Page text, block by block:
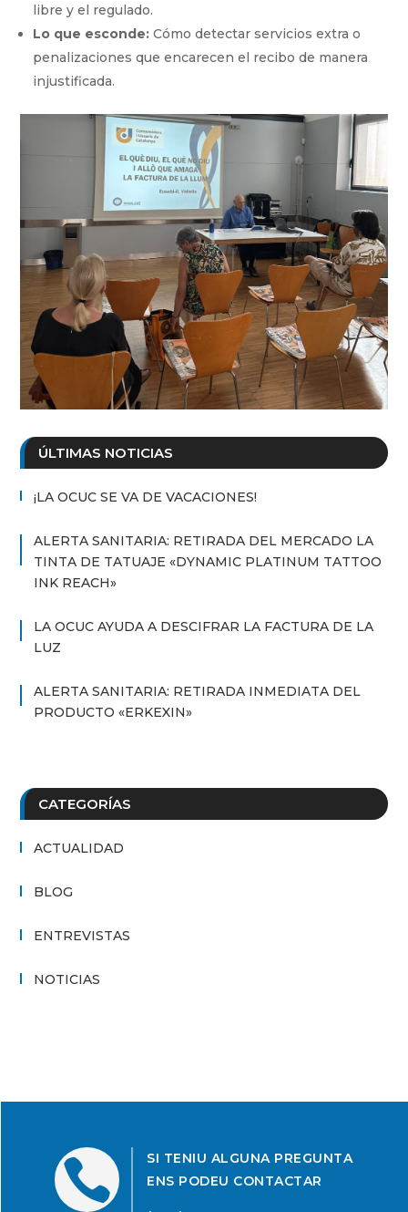
libre y el regulado.
Lo que esconde: Cómo detectar servicios extra o
penalizaciones que encarecen el recibo de manera
injustificada.
ÚLTIMAS NOTICIAS
¡LA OCUC SE VA DE VACACIONES!
ALERTA SANITARIA: RETIRADA DEL MERCADO LA
TINTA DE TATUAJE «DYNAMIC PLATINUM TATTOO
INK REACH»
LA OCUC AYUDA A DESCIFRAR LA FACTURA DE LA
LUZ
ALERTA SANITARIA: RETIRADA INMEDIATA DEL
PRODUCTO «ERKEXIN»
CATEGORÍAS
ACTUALIDAD
BLOG
ENTREVISTAS
NOTICIAS

SI TENIU ALGUNA PREGUNTA
ENS PODEU CONTACTAR